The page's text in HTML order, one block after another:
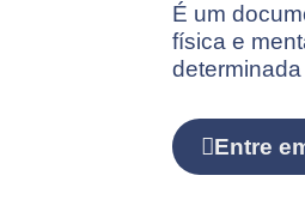
É um
física e
Entre